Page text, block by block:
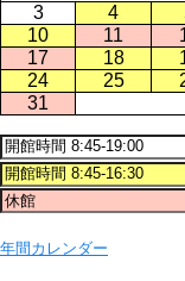
3
4
10
11
17
18
24
25
31
年間カレンダー